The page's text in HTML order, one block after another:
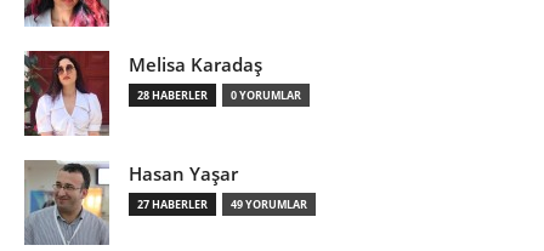
Melisa Karadaş
28 HABERLER 0 YORUMLAR
Hasan Yaşar
27 HABERLER 49 YORUMLAR